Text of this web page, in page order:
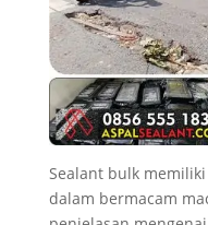
Sealant bulk
dalam bermacam